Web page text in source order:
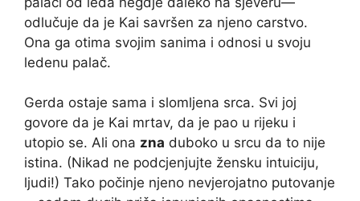
odlučuje da je Kai savršen za njeno carstvo.
Ona ga otima svojim sanima i odnosi u svoju
ledenu palač.
Gerda ostaje sama i slomljena srca. Svi joj
govore da je Kai mrtav, da je pao u rijeku i
utopio se. Ali ona zna duboko u srcu da to nije
istina. (Nikad ne podcjenjujte žensku intuiciju,
ljudi!) Tako počinje njeno nevjerojatno putovanje